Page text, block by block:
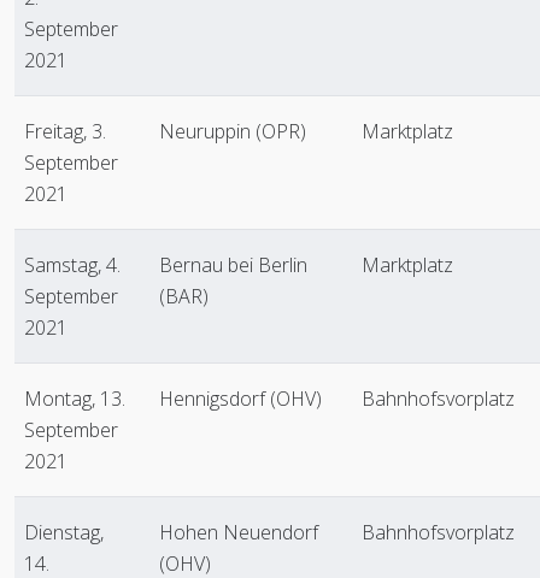
September
2021
Freitag, 3.
September
2021
Neuruppin (OPR) Marktplatz
Samstag, 4.
September
2021
Bernau bei Berlin
(BAR)
Marktplatz
Montag, 13.
September
2021
Hennigsdorf (OHV) Bahnhofsvorplatz
Dienstag,
14.
Hohen Neuendorf
(OHV)
Bahnhofsvorplatz